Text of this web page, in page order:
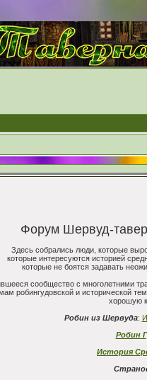
Форум Шервуд-
Здесь собрались люди, которые
которые интересуются историей
которые не боятся задавать
сообщество с многолетними
робингудовской и исторической
хорошую
Робин из Шервуда:
Робин
История